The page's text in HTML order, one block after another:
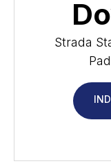
Strada